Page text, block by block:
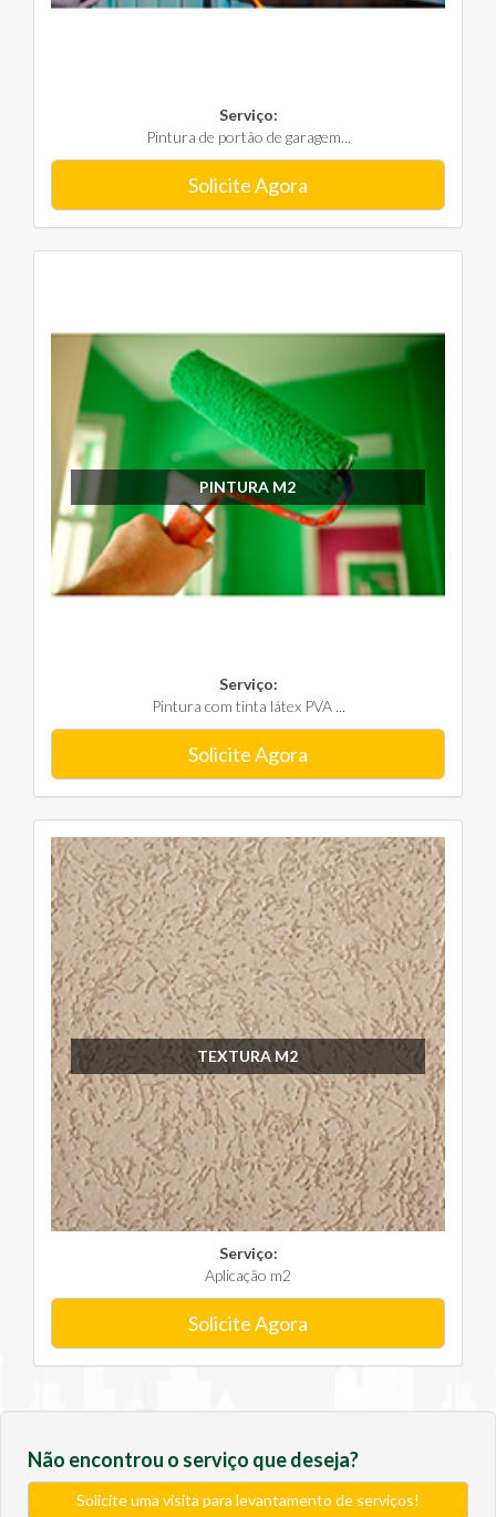
Serviço:
Pintura de portão de garagem...
Solicite Agora
PINTURA M2
Serviço:
Pintura com tinta látex PVA ...
Solicite Agora
TEXTURA M2
Serviço:
Aplicação m2
Solicite Agora
Não encontrou o serviço que deseja?
Solicite uma visita para levantamento de serviços!